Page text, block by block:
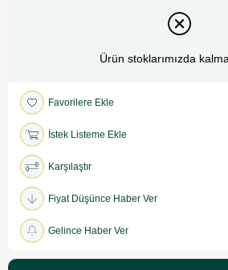
Ürün stoklarımızda
Favorilere Ekle
İstek Listeme Ekle
Karşılaştır
Fiyat Düşünce Haber Ver
Gelince Haber Ver